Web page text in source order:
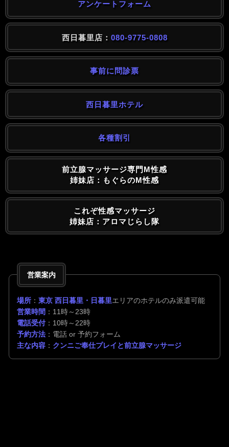
アンケートフォーム
西日暮里店： 080-9775-0808
事前に問診票
西日暮里ホテル
各種割引
前立腺マッサージ専門M性感
姉妹店：もぐらのM性感
これぞ性感マッサージ
姉妹店：アロマじらし隊
営業案内
場所 ： 東京 西日暮里・日暮里エリアのホテルのみ派遣可能
営業時間 ：11時～23時
電話受付：10時～22時
予約方法 ：電話 or 予約フォーム
主な内容 ： クンニご奉仕プレイと前立腺マッサージ